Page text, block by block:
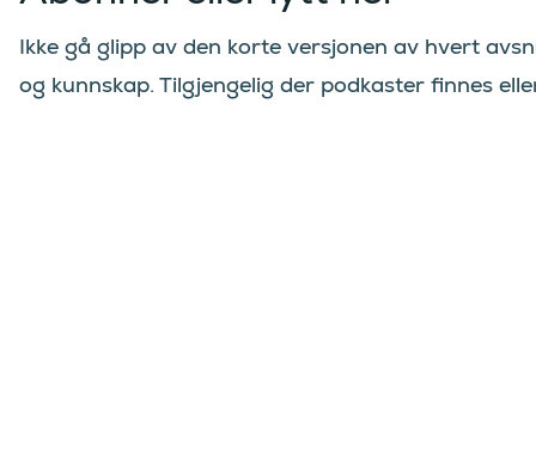
Ikke gå glipp av den korte versjonen av hvert
og kunnskap. Tilgjengelig der podkaster finnes